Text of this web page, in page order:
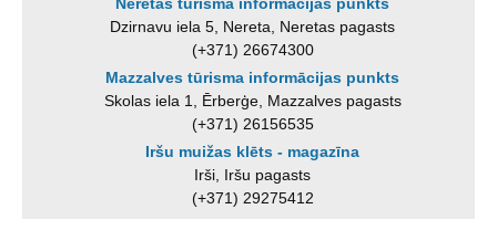
Dzirnavu iela 5, Nereta, Neretas pagasts
(+371) 26674300
Mazzalves tūrisma informācijas punkts
Skolas iela 1, Ērberģe, Mazzalves pagasts
(+371) 26156535
Iršu muižas klēts - magazīna
Irši, Iršu pagasts
(+371) 29275412